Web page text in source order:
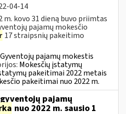
04-14
kovo 31 dieną buvo priimtas
pajamų mokesčio
17 straipsnių pakeitimo
Gyventojų pajamų mokestis
Mokesčių įstatymų
pakeitimai 2022 metais
pakeitimai nuo 2022 m.
pajamų
nuo 2022 m. sausio 1